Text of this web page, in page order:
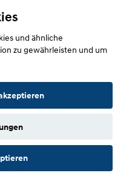
Scherhag
und ähnliche
zu gewährleisten und um